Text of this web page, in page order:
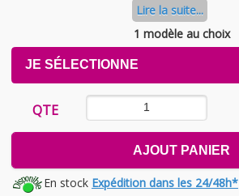
Lire la suite...
1 modèle au choix
JE SÉLECTIONNE
EXPAND
CONTENTS
QTE
AJOUT PANIER
En stock Expédition dans les 24/48h*